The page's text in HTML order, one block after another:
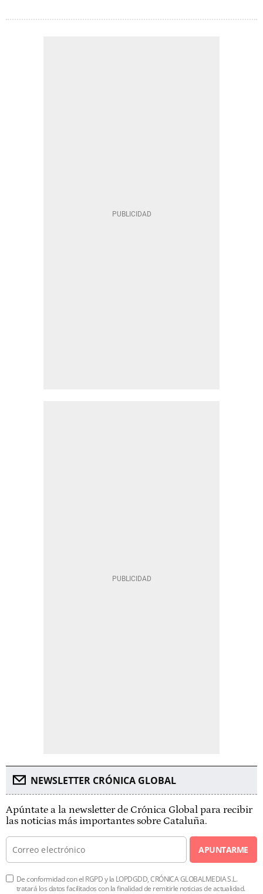
NEWSLETTER CRÓNICA GLOBAL
Apúntate a la newsletter de Crónica Global para recibir
las noticias más importantes sobre Cataluña.
APUNTARME
De conformidad con el RGPD y la LOPDGDD, CRÓNICA GLOBALMEDIA S.L.
tratará los datos facilitados con la finalidad de remitirle noticias de actualidad.